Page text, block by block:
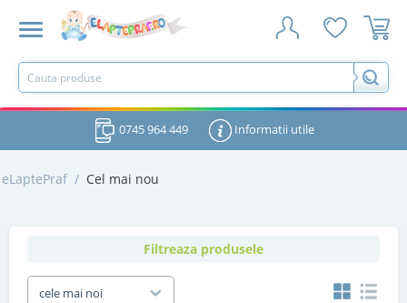
0745 964 449 Informatii utile
eLaptePraf / Cel mai nou
Filtreaza produsele
cele mai noi